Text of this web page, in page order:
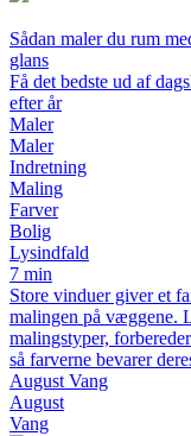
Sådan maler du rum
glans
Få det bedste ud af
efter år
Maler
Maler
Indretning
Maling
Farver
Bolig
Lysindfald
7 min
Store vinduer giver et
malingen på væggene.
malingstyper,
så farverne bevarer
August Vang
August
Vang